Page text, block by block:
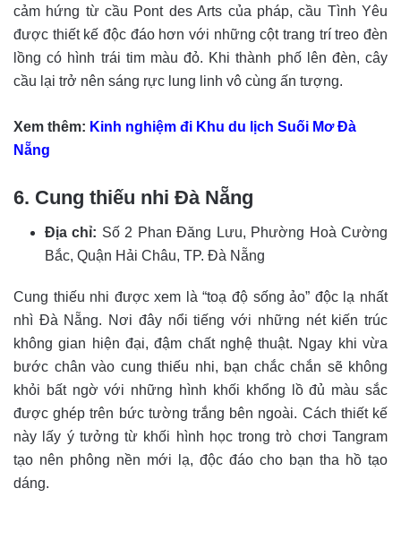
cảm hứng từ cầu Pont des Arts của pháp, cầu Tình Yêu
được thiết kế độc đáo hơn với những cột trang trí treo đèn
lồng có hình trái tim màu đỏ. Khi thành phố lên đèn, cây
cầu lại trở nên sáng rực lung linh vô cùng ấn tượng.
Xem thêm: Kinh nghiệm đi Khu du lịch Suối Mơ Đà
Nẵng
6. Cung thiếu nhi Đà Nẵng
Địa chỉ: Số 2 Phan Đăng Lưu, Phường Hoà Cường
Bắc, Quận Hải Châu, TP. Đà Nẵng
Cung thiếu nhi được xem là “toạ độ sống ảo” độc lạ nhất
nhì Đà Nẵng. Nơi đây nổi tiếng với những nét kiến trúc
không gian hiện đại, đậm chất nghệ thuật. Ngay khi vừa
bước chân vào cung thiếu nhi, bạn chắc chắn sẽ không
khỏi bất ngờ với những hình khối khổng lồ đủ màu sắc
được ghép trên bức tường trắng bên ngoài. Cách thiết kế
này lấy ý tưởng từ khối hình học trong trò chơi Tangram
tạo nên phông nền mới lạ, độc đáo cho bạn tha hồ tạo
dáng.